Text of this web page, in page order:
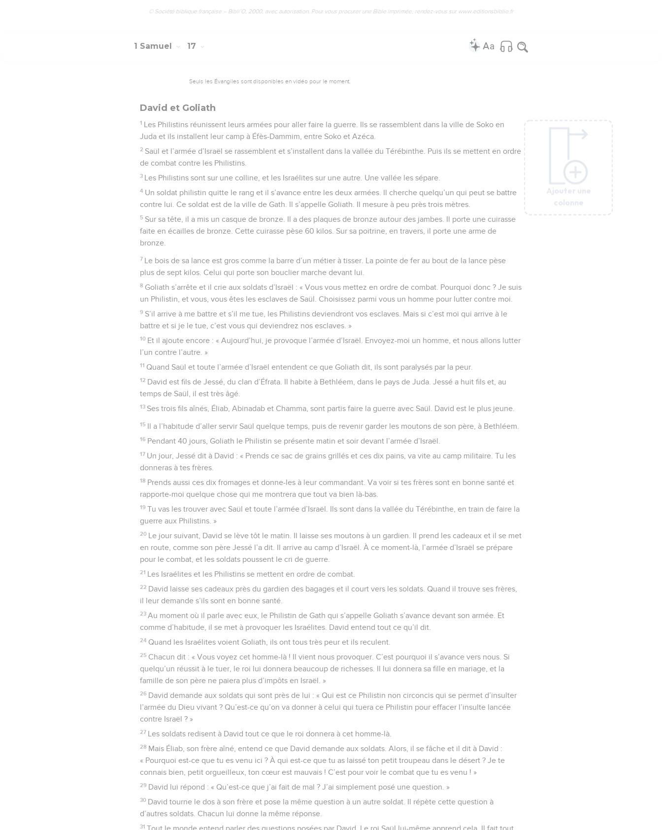
Ajouter une
colonne
© Société biblique française – Bibli’O, 2000, avec autorisation. Pour vous procurer une Bible imprimée, rendez-vous sur www.editionsbiblio.fr
Ajouter une
colonne
1 Samuel 17
Seuls les Évangiles sont disponibles en vidéo pour le moment.
David et Goliath
1 Les Philistins réunissent leurs armées pour aller faire la guerre. Ils se rassemblent dans la ville de Soko en
Juda et ils installent leur camp à Éfès-Dammim, entre Soko et Azéca.
2 Saül et l’armée d’Israël se rassemblent et s’installent dans la vallée du Térébinthe. Puis ils se mettent en ordre
de combat contre les Philistins.
3 Les Philistins sont sur une colline, et les Israélites sur une autre. Une vallée les sépare.
4 Un soldat philistin quitte le rang et il s’avance entre les deux armées. Il cherche quelqu’un qui peut se battre
contre lui. Ce soldat est de la ville de Gath. Il s’appelle Goliath. Il mesure à peu près trois mètres.
5 Sur sa tête, il a mis un casque de bronze. Il a des plaques de bronze autour des jambes. Il porte une cuirasse
faite en écailles de bronze. Cette cuirasse pèse 60 kilos. Sur sa poitrine, en travers, il porte une arme de
bronze.
7 Le bois de sa lance est gros comme la barre d’un métier à tisser. La pointe de fer au bout de la lance pèse
plus de sept kilos. Celui qui porte son bouclier marche devant lui.
8 Goliath s’arrête et il crie aux soldats d’Israël : « Vous vous mettez en ordre de combat. Pourquoi donc ? Je suis
un Philistin, et vous, vous êtes les esclaves de Saül. Choisissez parmi vous un homme pour lutter contre moi.
9 S’il arrive à me battre et s’il me tue, les Philistins deviendront vos esclaves. Mais si c’est moi qui arrive à le
battre et si je le tue, c’est vous qui deviendrez nos esclaves. »
10 Et il ajoute encore : « Aujourd’hui, je provoque l’armée d’Israël. Envoyez-moi un homme, et nous allons lutter
l’un contre l’autre. »
11 Quand Saül et toute l’armée d’Israël entendent ce que Goliath dit, ils sont paralysés par la peur.
12 David est fils de Jessé, du clan d’Éfrata. Il habite à Bethléem, dans le pays de Juda. Jessé a huit fils et, au
temps de Saül, il est très âgé.
13 Ses trois fils aînés, Éliab, Abinadab et Chamma, sont partis faire la guerre avec Saül. David est le plus jeune.
15 Il a l’habitude d’aller servir Saül quelque temps, puis de revenir garder les moutons de son père, à Bethléem.
16 Pendant 40 jours, Goliath le Philistin se présente matin et soir devant l’armée d’Israël.
17 Un jour, Jessé dit à David : « Prends ce sac de grains grillés et ces dix pains, va vite au camp militaire. Tu les
donneras à tes frères.
18 Prends aussi ces dix fromages et donne-les à leur commandant. Va voir si tes frères sont en bonne santé et
rapporte-moi quelque chose qui me montrera que tout va bien là-bas.
19 Tu vas les trouver avec Saül et toute l’armée d’Israël. Ils sont dans la vallée du Térébinthe, en train de faire la
guerre aux Philistins. »
20 Le jour suivant, David se lève tôt le matin. Il laisse ses moutons à un gardien. Il prend les cadeaux et il se met
en route, comme son père Jessé l’a dit. Il arrive au camp d’Israël. À ce moment-là, l’armée d’Israël se prépare
pour le combat, et les soldats poussent le cri de guerre.
21 Les Israélites et les Philistins se mettent en ordre de combat.
22 David laisse ses cadeaux près du gardien des bagages et il court vers les soldats. Quand il trouve ses frères,
il leur demande s’ils sont en bonne santé.
23 Au moment où il parle avec eux, le Philistin de Gath qui s’appelle Goliath s’avance devant son armée. Et
comme d’habitude, il se met à provoquer les Israélites. David entend tout ce qu’il dit.
24 Quand les Israélites voient Goliath, ils ont tous très peur et ils reculent.
25 Chacun dit : « Vous voyez cet homme-là ! Il vient nous provoquer. C’est pourquoi il s’avance vers nous. Si
quelqu’un réussit à le tuer, le roi lui donnera beaucoup de richesses. Il lui donnera sa fille en mariage, et la
famille de son père ne paiera plus d’impôts en Israël. »
26 David demande aux soldats qui sont près de lui : « Qui est ce Philistin non circoncis qui se permet d’insulter
l’armée du Dieu vivant ? Qu’est-ce qu’on va donner à celui qui tuera ce Philistin pour effacer l’insulte lancée
contre Israël ? »
27 Les soldats redisent à David tout ce que le roi donnera à cet homme-là.
28 Mais Éliab, son frère aîné, entend ce que David demande aux soldats. Alors, il se fâche et il dit à David :
« Pourquoi est-ce que tu es venu ici ? À qui est-ce que tu as laissé ton petit troupeau dans le désert ? Je te
connais bien, petit orgueilleux, ton cœur est mauvais ! C’est pour voir le combat que tu es venu ! »
29 David lui répond : « Qu’est-ce que j’ai fait de mal ? J’ai simplement posé une question. »
30 David tourne le dos à son frère et pose la même question à un autre soldat. Il répète cette question à
d’autres soldats. Chacun lui donne la même réponse.
31 Tout le monde entend parler des questions posées par David. Le roi Saül lui-même apprend cela. Il fait tout
Ajouter une
colonne
Ajouter une
colonne
Ajouter une
colonne